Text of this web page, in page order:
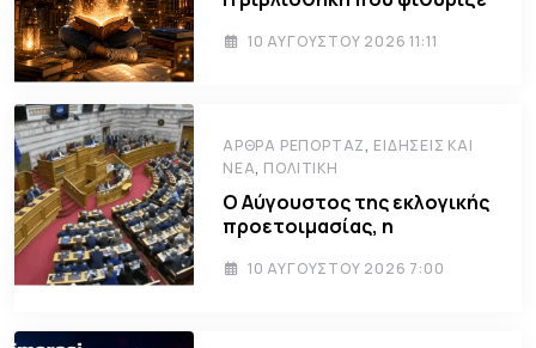
10 ΑΥΓΟΎΣΤΟΥ 2026 11:11
ΆΡΘΡΑ ΡΕΠΟΡΤΆΖ, ΕΙΔΉΣΕΙΣ ΚΑΙ
ΝΈΑ, ΠΟΛΙΤΙΚΉ
Ο Αύγουστος της εκλογικής
προετοιμασίας, η
10 ΑΥΓΟΎΣΤΟΥ 2026 7:00